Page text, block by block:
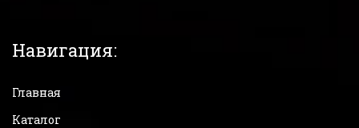
Навигация:
Главная
Каталог